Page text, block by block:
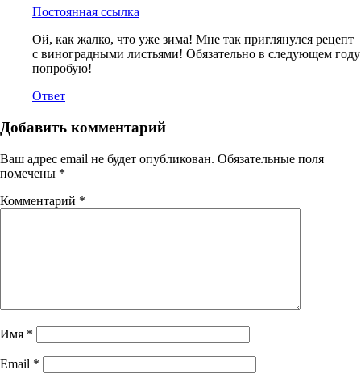
Постоянная ссылка
Ой, как жалко, что уже зима! Мне так приглянулся рецепт
с виноградными листьями! Обязательно в следующем году
попробую!
Ответ
Добавить комментарий
Ваш адрес email не будет опубликован. Обязательные поля
помечены *
Комментарий *
Имя *
Email *